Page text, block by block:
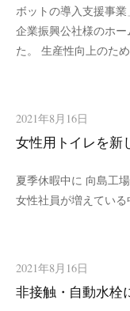
ボットの導入支援事
企業振興公社様のホ
た。 生産性向上のた
2021年8月16日
女性用トイレを新
夏季休暇中に 向島工
女性社員が増えている
2021年8月16日
非接触・自動水栓